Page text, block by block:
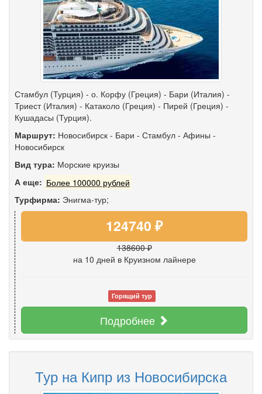
Стамбул (Турция) - о. Корфу (Греция) - Бари (Италия) -
Триест (Италия) - Катаколо (Греция) - Пирей (Греция) -
Кушадасы (Турция).
Маршрут: Новосибирск - Бари - Стамбул - Афины -
Новосибирск
Вид тура: Морские круизы
А еще: Более 100000 рублей
Турфирма: Энигма-тур;
124740 ₽
138600 ₽
на 10 дней в Круизном лайнере
Горящий тур
Подробнее
Тур на Кипр из Новосибирска